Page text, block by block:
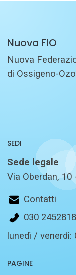
Nuova FIO
Nuova
di Ossigeno-
SEDI
Sede legale
Via Oberdan, 10
Contatti
030 2452818
lunedì / venerdì:
PAGINE